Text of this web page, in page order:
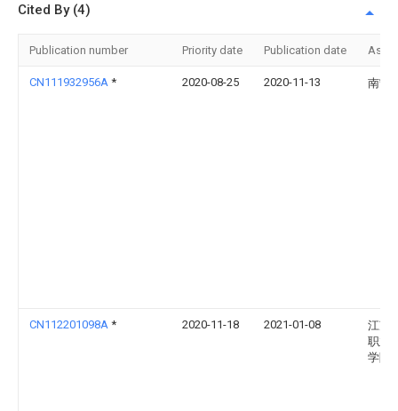
Cited By (4)
Publication number Priority date Publication date
CN111932956A * 2020-08-25 2020-11-13 南宁
CN112201098A * 2020-11-18 2021-01-08
江苏
职业
学院